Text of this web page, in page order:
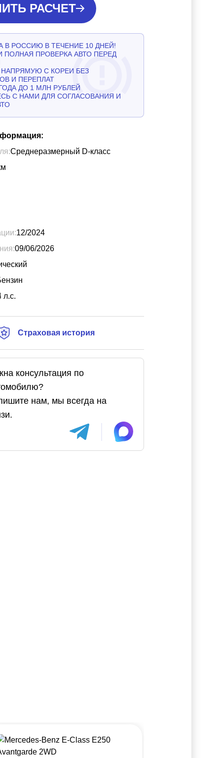
РАСЧЕТ
В РОССИЮ В ТЕЧЕНИЕ 10 ДНЕЙ!
ПОЛНАЯ ПРОВЕРКА АВТО ПЕРЕД
С КОРЕИ БЕЗ
И ПЕРЕПЛАТ
ДО 1 МЛН РУБЛЕЙ
С НАМИ ДЛЯ СОГЛАСОВАНИЯ И
Среднеразмерный D-класс
12/2024
09/06/2026
л.с.
Страховая история
консультация по
нам, мы всегда на